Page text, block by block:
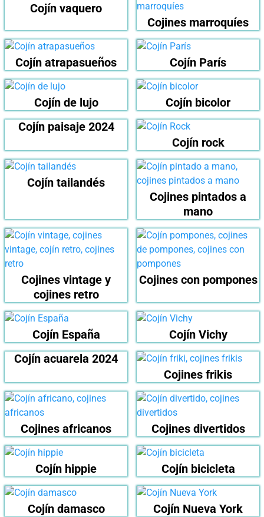
Cojín vaquero
Cojines marroquíes
Cojín atrapasueños Cojín París
Cojín de lujo
Cojín bicolor
Cojín paisaje 2024
Cojín rock
Cojín tailandés
Cojines pintados a
mano
Cojines vintage y
cojines retro
Cojines con pompones
Cojín España
Cojín Vichy
Cojín acuarela 2024
Cojines frikis
Cojines africanos Cojines divertidos
Cojín hippie Cojín bicicleta
Cojín damasco Cojín Nueva York